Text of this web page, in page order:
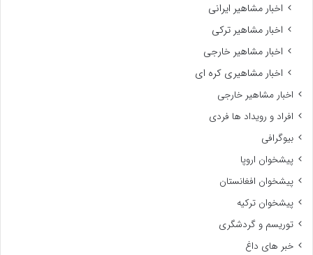
اخبار مشاهیر ایرانی
اخبار مشاهیر ترکی
اخبار مشاهیر خارجی
اخبار مشاهیری کره ای
اخبار مشاهیر خارجی
افراد و رویداد ها فردی
بیوگرافی
پیشخوان اروپا
پیشخوان افغانستان
پیشخوان ترکیه
توریسم و گردشگری
خبر های داغ